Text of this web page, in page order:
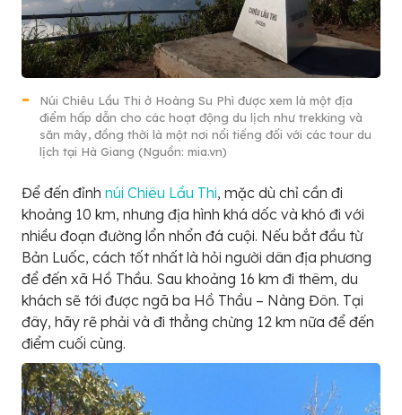
Núi Chiêu Lầu Thi ở Hoàng Su Phì được xem là một địa
điểm hấp dẫn cho các hoạt động du lịch như trekking và
săn mây, đồng thời là một nơi nổi tiếng đối với các tour du
lịch tại Hà Giang (Nguồn: mia.vn)
Để đến đỉnh núi Chiêu Lầu Thi, mặc dù chỉ cần đi
khoảng 10 km, nhưng địa hình khá dốc và khó đi với
nhiều đoạn đường lổn nhổn đá cuội. Nếu bắt đầu từ
Bản Luốc, cách tốt nhất là hỏi người dân địa phương
để đến xã Hồ Thầu. Sau khoảng 16 km đi thêm, du
khách sẽ tới được ngã ba Hồ Thầu – Nàng Đôn. Tại
đây, hãy rẽ phải và đi thẳng chừng 12 km nữa để đến
điểm cuối cùng.